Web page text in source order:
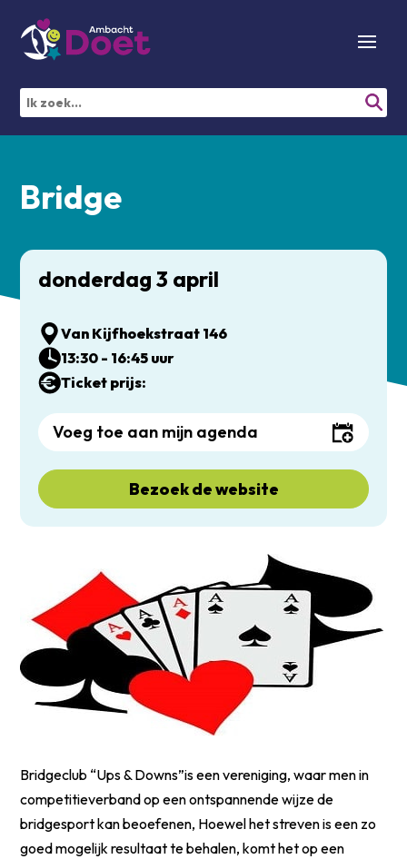
Bridge
Bridgeclub “Ups & Downs”is een vereniging, waar men in
competitieverband op een ontspannende wijze de
bridgesport kan beoefenen, Hoewel het streven is een zo
goed mogelijk resultaat te behalen, komt het op een
donderdag 3 april
Van Kijfhoekstraat 146
13:30 - 16:45 uur
Ticket prijs:
Voeg toe aan mijn agenda
Bezoek de website